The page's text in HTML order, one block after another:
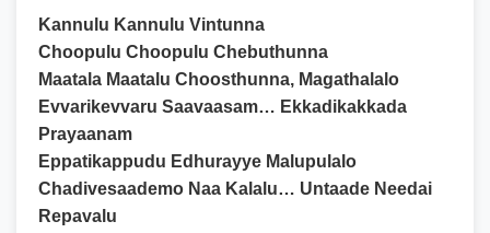
Kannulu Kannulu Vintunna
Choopulu Choopulu Chebuthunna
Maatala Maatalu Choosthunna, Magathalalo
Evvarikevvaru Saavaasam… Ekkadikakkada
Prayaanam
Eppatikappudu Edhurayye Malupulalo
Chadivesaademo Naa Kalalu… Untaade Needai
Repavalu